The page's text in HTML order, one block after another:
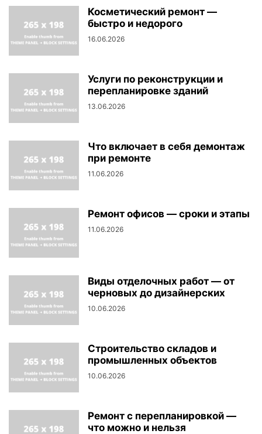
Косметический ремонт —
быстро и недорого
16.06.2026
Услуги по реконструкции и
перепланировке зданий
13.06.2026
Что включает в себя демонтаж
при ремонте
11.06.2026
Ремонт офисов — сроки и этапы
11.06.2026
Виды отделочных работ — от
черновых до дизайнерских
10.06.2026
Строительство складов и
промышленных объектов
10.06.2026
Ремонт с перепланировкой —
что можно и нельзя